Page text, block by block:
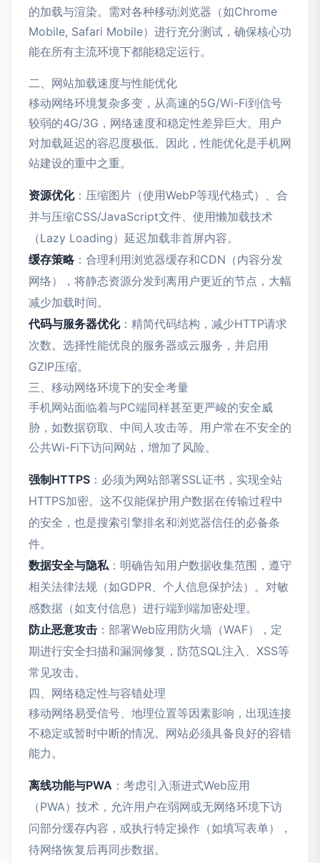
的加载与渲染。需对各种移动浏览器（如Chrome
Mobile, Safari Mobile）进行充分测试，确保核心功
能在所有主流环境下都能稳定运行。
二、网站加载速度与性能优化
移动网络环境复杂多变，从高速的5G/Wi-Fi到信号
较弱的4G/3G，网络速度和稳定性差异巨大。用户
对加载延迟的容忍度极低。因此，性能优化是手机网
站建设的重中之重。
资源优化：压缩图片（使用WebP等现代格式）、合
并与压缩CSS/JavaScript文件、使用懒加载技术
（Lazy Loading）延迟加载非首屏内容。
缓存策略：合理利用浏览器缓存和CDN（内容分发
网络），将静态资源分发到离用户更近的节点，大幅
减少加载时间。
代码与服务器优化：精简代码结构，减少HTTP请求
次数。选择性能优良的服务器或云服务，并启用
GZIP压缩。
三、移动网络环境下的安全考量
手机网站面临着与PC端同样甚至更严峻的安全威
胁，如数据窃取、中间人攻击等。用户常在不安全的
公共Wi-Fi下访问网站，增加了风险。
强制HTTPS ：必须为网站部署SSL证书，实现全站
HTTPS加密。这不仅能保护用户数据在传输过程中
的安全，也是搜索引擎排名和浏览器信任的必备条
件。
数据安全与隐私：明确告知用户数据收集范围，遵守
相关法律法规（如GDPR、个人信息保护法）。对敏
感数据（如支付信息）进行端到端加密处理。
防止恶意攻击 ：部署Web应用防火墙（WAF），定
期进行安全扫描和漏洞修复，防范SQL注入、XSS等
常见攻击。
四、网络稳定性与容错处理
移动网络易受信号、地理位置等因素影响，出现连接
不稳定或暂时中断的情况。网站必须具备良好的容错
能力。
离线功能与PWA ：考虑引入渐进式Web应用
（PWA）技术，允许用户在弱网或无网络环境下访
问部分缓存内容，或执行特定操作（如填写表单），
待网络恢复后再同步数据。